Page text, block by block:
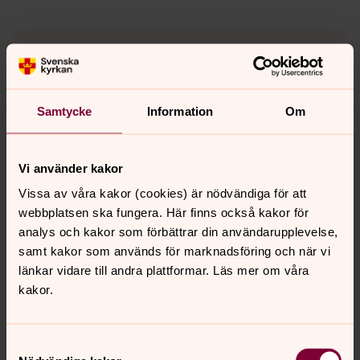
Samtycke Information Om
Vi använder kakor
Vissa av våra kakor (cookies) är nödvändiga för att
webbplatsen ska fungera. Här finns också kakor för
analys och kakor som förbättrar din användarupplevelse,
samt kakor som används för marknadsföring och när vi
länkar vidare till andra plattformar. Läs mer om våra
kakor.
Charlotte Berg